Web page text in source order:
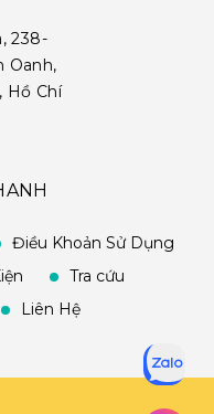
238-
Oanh,
Hồ Chí
Điều Khoản Sử Dụng
Tra cứu
Liên Hệ